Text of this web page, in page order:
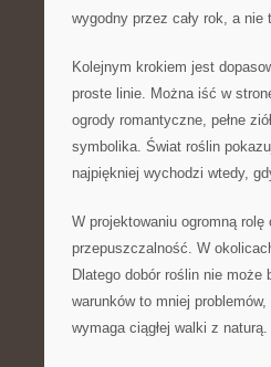
wygodny przez cały rok, a
Kolejnym krokiem jest
proste linie. Można iść w
ogrody romantyczne, pełne
symbolika. Świat roślin
najpiękniej wychodzi wtedy,
W projektowaniu ogromną
przepuszczalność. W
Dlatego dobór roślin nie
warunków to mniej
wymaga ciągłej walki z naturą.